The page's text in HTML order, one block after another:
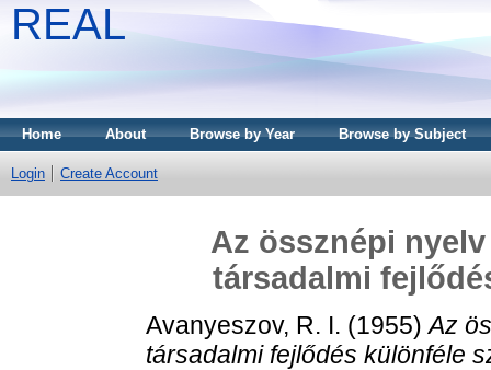
REAL
Home About Browse by Year Browse by Subject
Login Create Account
Az össznépi
társadalmi
Avanyeszov, R. I. (1955)Az
társadalmi fejlődés különféle